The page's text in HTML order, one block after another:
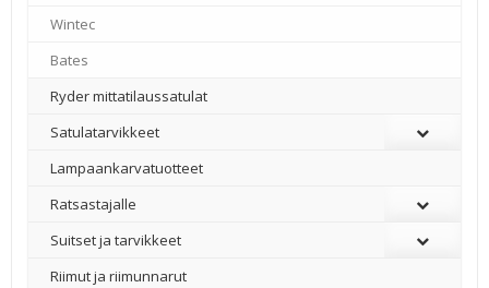
Wintec
–
Bates
–
Ryder mittatilaussatulat
Satulatarvikkeet
–
Lampaankarvatuotteet
Ratsastajalle
Suitset ja tarvikkeet
Riimut ja riimunnarut